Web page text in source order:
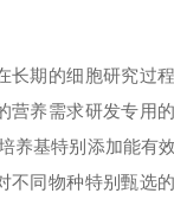
长期的细胞研究过
营养需求研发专用
养基特别添加能有
不同物种特别甄选